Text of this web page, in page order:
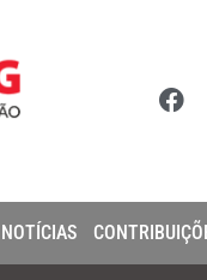
NOTÍCIAS